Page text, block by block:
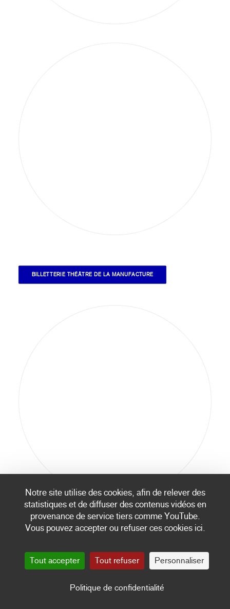
BILLETTERIE THÉÂTRE DE LA MANUFACTURE
Notre site utilise des cookies, afin de relever des
statistiques et de diffuser des contenus vidéos en
provenance de service tiers comme YouTube.
Vous pouvez accepter ou refuser ces cookies ici.
Tout accepter Tout refuser Personnaliser
Politique de confidentialité